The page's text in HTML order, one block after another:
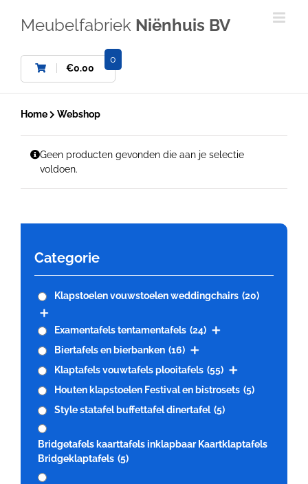
Meubelfabriek Niënhuis BV
€0.00
0
Home Webshop
Geen producten gevonden die aan je selectie
voldoen.
Categorie
Klapstoelen vouwstoelen weddingchairs (20)
Examentafels tentamentafels (24)
Biertafels en bierbanken (16)
Klaptafels vouwtafels plooitafels (55)
Houten klapstoelen Festival en bistrosets (5)
Style statafel buffettafel dinertafel (5)
Bridgetafels kaarttafels inklapbaar Kaartklaptafels
Bridgeklaptafels (5)